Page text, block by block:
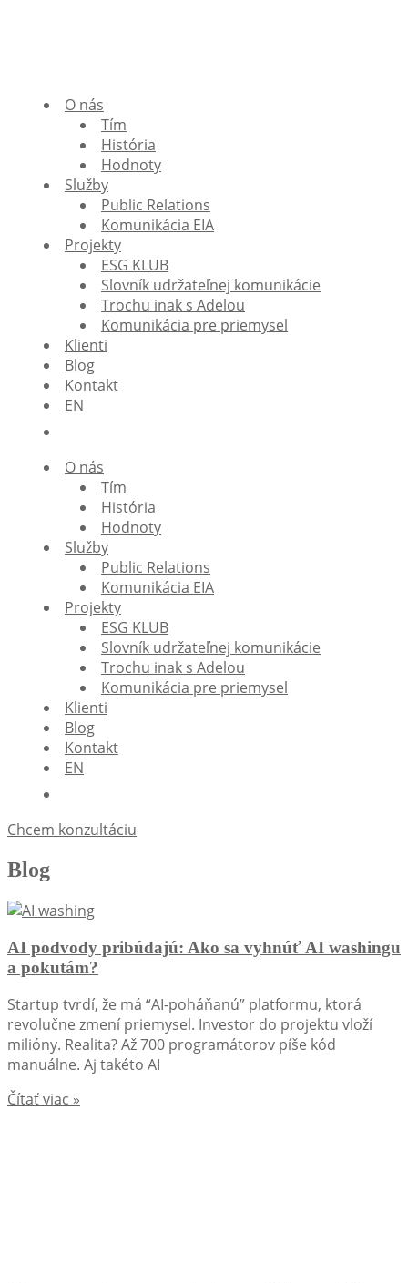
O nás
Tím
História
Hodnoty
Služby
Public Relations
Komunikácia EIA
Projekty
ESG KLUB
Slovník udržateľnej komunikácie
Trochu inak s Adelou
Komunikácia pre priemysel
Klienti
Blog
Kontakt
EN
O nás
Tím
História
Hodnoty
Služby
Public Relations
Komunikácia EIA
Projekty
ESG KLUB
Slovník udržateľnej komunikácie
Trochu inak s Adelou
Komunikácia pre priemysel
Klienti
Blog
Kontakt
EN
Chcem konzultáciu
Blog
AI podvody pribúdajú: Ako sa vyhnúť AI washingu
a pokutám?
Startup tvrdí, že má “AI-poháňanú” platformu, ktorá
revolučne zmení priemysel. Investor do projektu vloží
milióny. Realita? Až 700 programátorov píše kód
manuálne. Aj takéto AI
Čítať viac »